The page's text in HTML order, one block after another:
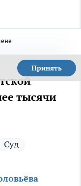
Принять
тысячи
Суд